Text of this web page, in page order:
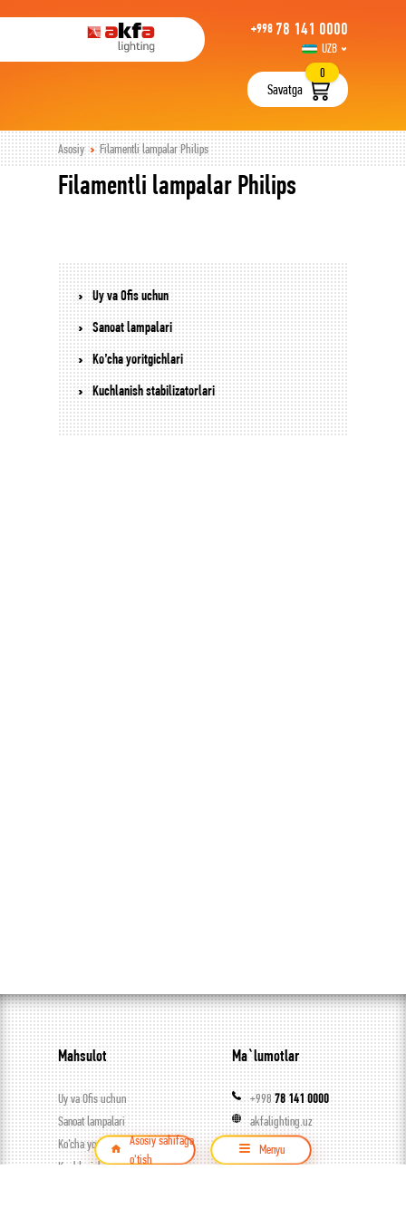
Asosiy sahifaga
o'tish
Menyu
+998 78 141 0000
UZB
РУС
Savatga
0
Asosiy Filamentli lampalar Philips
Filamentli lampalar Philips
Uy va Ofis uchun
Sanoat lampalari
Ko’cha yoritgichlari
Kuchlanish stabilizatorlari
Mahsulot
Uy va Ofis uchun
Sanoat lampalari
Ko’cha yoritgichlari
Kuchlanish stabilizatorlari
Ma`lumotlar
+99878 141 0000
akfalighting.uz
akfaledbot
akfalighting